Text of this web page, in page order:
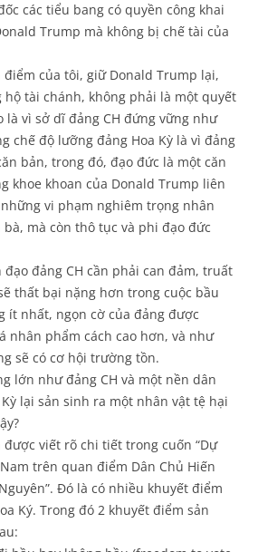
các tiểu bang có quyền công khai
Trump mà không bị chế tài của
của tôi, giữ Donald Trump lại,
hộ tài chánh, không phải là một quyết
là vì sở dĩ đảng CH đứng vững như
chế độ lưỡng đảng Hoa Kỳ là vì đảng
bản, trong đó, đạo đức là một căn
khoe khoan của Donald Trump liên
vi phạm nghiêm trọng nhân
mà còn thô tục và phi đạo đức
đảng CH cần phải can đảm, truất
thất bại nặng hơn trong cuộc bầu
ít nhất, ngọn cờ của đảng được
nhân phẩm cách cao hơn, và như
sẽ có cơ hội trường tồn.
lớn như đảng CH và một nền dân
lại sản sinh ra một nhân vật tệ hại
viết rõ chi tiết trong cuốn “Dự
trên quan điểm Dân Chủ Hiến
Đó là có nhiều khuyết điểm
Ký. Trong đó 2 khuyết điểm sản